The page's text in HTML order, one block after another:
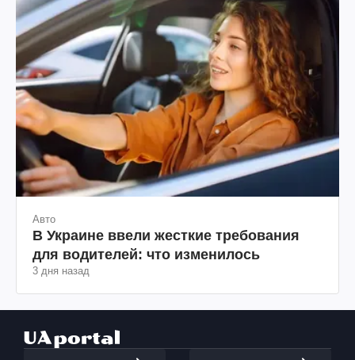
Авто
В Украине ввели жесткие требования
для водителей: что изменилось
3 дня назад